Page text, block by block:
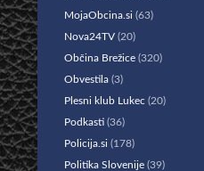
MojaObcina.si (63)
Nova24TV (20)
Občina Brežice (320)
Obvestila (3)
Plesni klub Lukec (20)
Podkasti (36)
Policija.si (178)
Politika Slovenije (39)